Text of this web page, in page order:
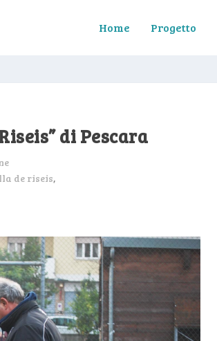
Home Progetto
di Pescara
de riseis,